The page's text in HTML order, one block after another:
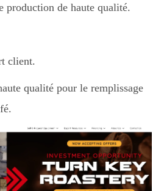
production de haute qualité.
client.
qualité pour le remplissage